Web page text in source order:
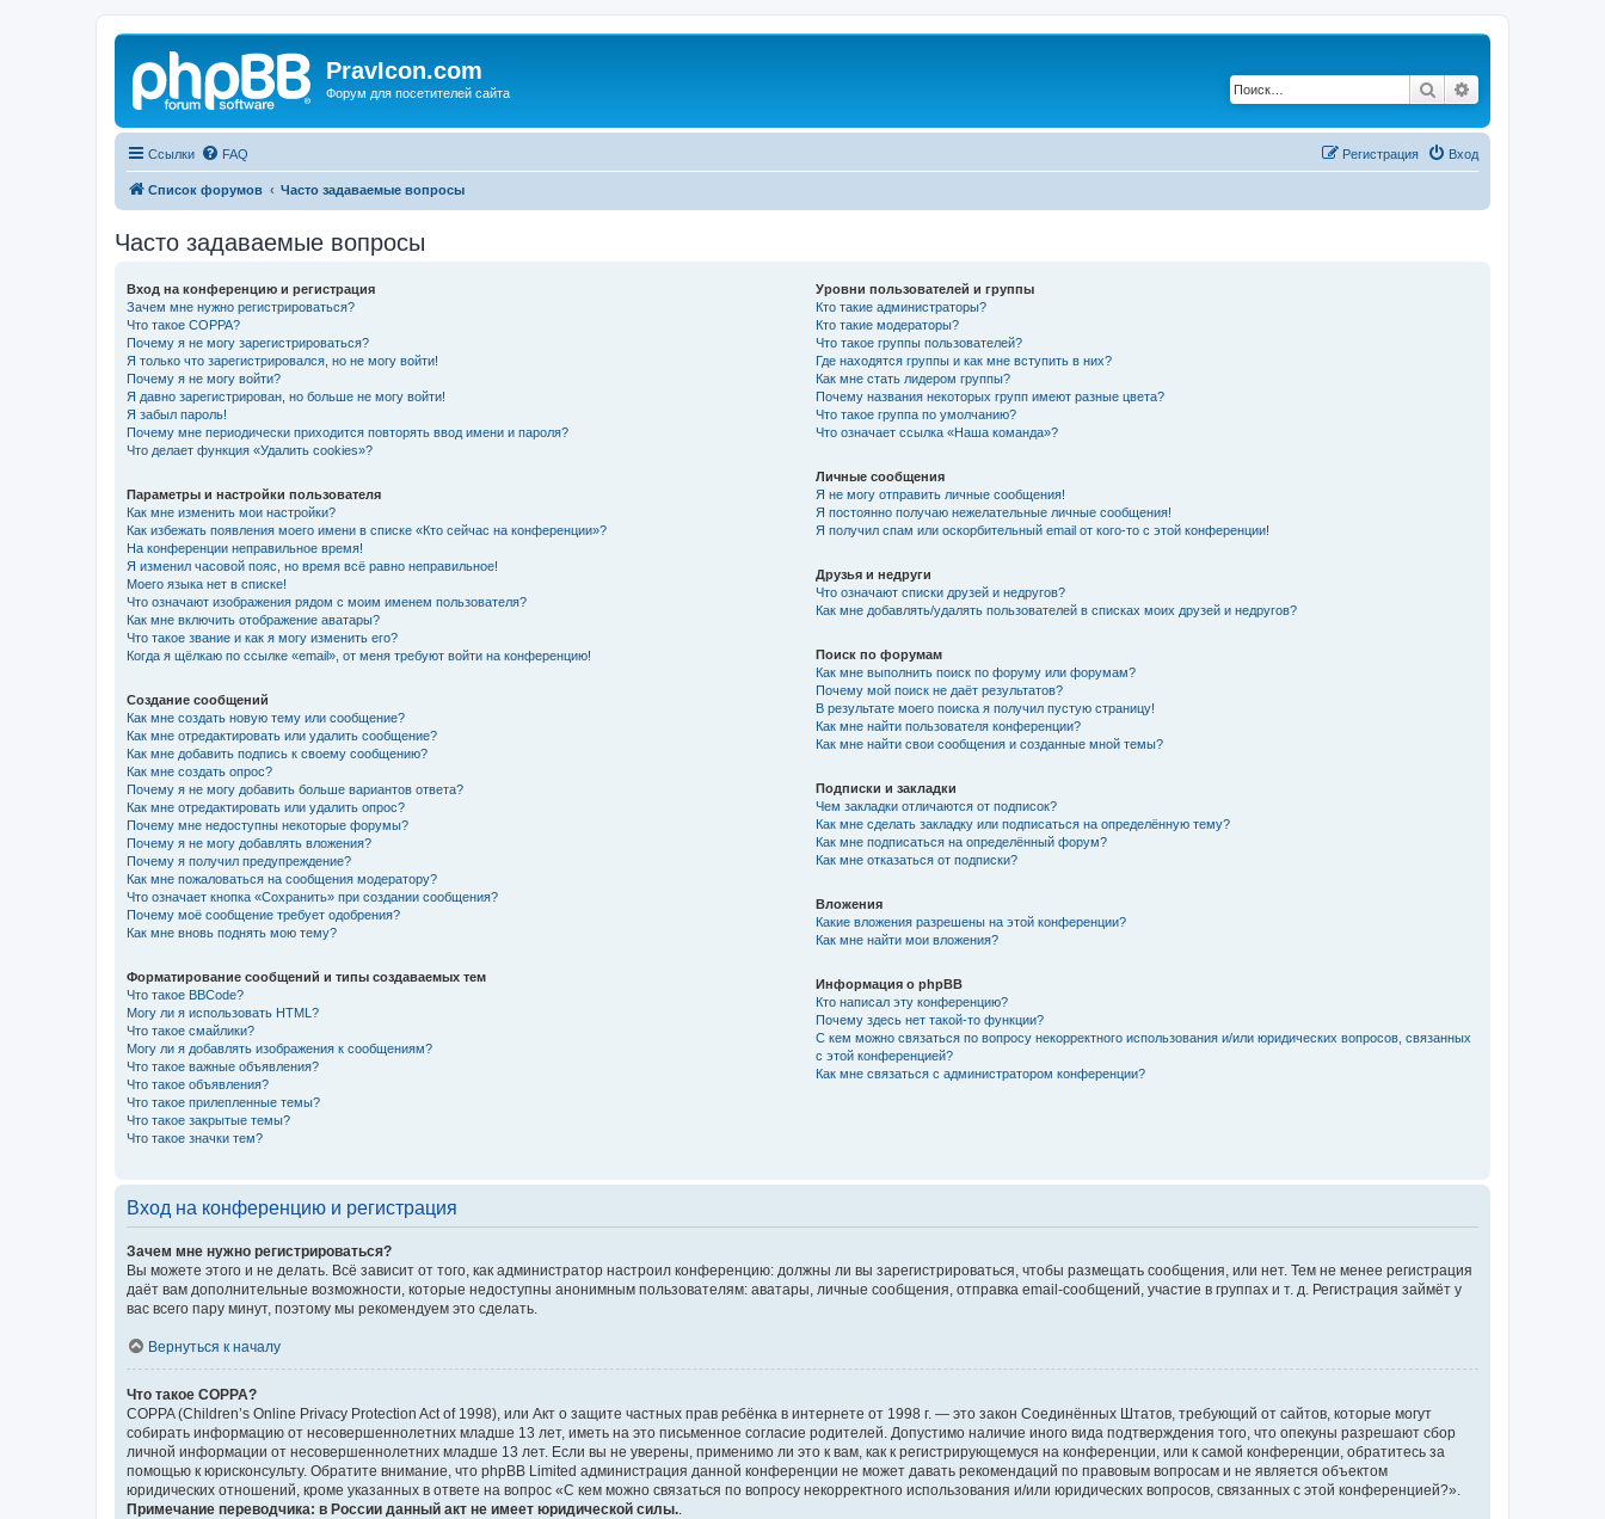
PravIcon.com
Форум для посетителей сайта Поиск
Ссылки FAQ Вход
Регистрация
Список форумов Часто задаваемые вопросы
Часто задаваемые вопросы
Вход на конференцию и регистрация
Зачем мне нужно регистрироваться?
Что такое COPPA?
Почему я не могу зарегистрироваться?
Я только что зарегистрировался, но не могу войти!
Почему я не могу войти?
Я давно зарегистрирован, но больше не могу войти!
Я забыл пароль!
Почему мне периодически приходится повторять ввод имени и пароля?
Что делает функция «Удалить cookies»?
Параметры и настройки пользователя
Как мне изменить мои настройки?
Как избежать появления моего имени в списке «Кто сейчас на конференции»?
На конференции неправильное время!
Я изменил часовой пояс, но время всё равно неправильное!
Моего языка нет в списке!
Что означают изображения рядом с моим именем пользователя?
Как мне включить отображение аватары?
Что такое звание и как я могу изменить его?
Когда я щёлкаю по ссылке «email», от меня требуют войти на конференцию!
Создание сообщений
Как мне создать новую тему или сообщение?
Как мне отредактировать или удалить сообщение?
Как мне добавить подпись к своему сообщению?
Как мне создать опрос?
Почему я не могу добавить больше вариантов ответа?
Как мне отредактировать или удалить опрос?
Почему мне недоступны некоторые форумы?
Почему я не могу добавлять вложения?
Почему я получил предупреждение?
Как мне пожаловаться на сообщения модератору?
Что означает кнопка «Сохранить» при создании сообщения?
Почему моё сообщение требует одобрения?
Как мне вновь поднять мою тему?
Форматирование сообщений и типы создаваемых тем
Что такое BBCode?
Могу ли я использовать HTML?
Что такое смайлики?
Могу ли я добавлять изображения к сообщениям?
Что такое важные объявления?
Что такое объявления?
Что такое прилепленные темы?
Что такое закрытые темы?
Что такое значки тем?
Уровни пользователей и группы
Кто такие администраторы?
Кто такие модераторы?
Что такое группы пользователей?
Где находятся группы и как мне вступить в них?
Как мне стать лидером группы?
Почему названия некоторых групп имеют разные цвета?
Что такое группа по умолчанию?
Что означает ссылка «Наша команда»?
Личные сообщения
Я не могу отправить личные сообщения!
Я постоянно получаю нежелательные личные сообщения!
Я получил спам или оскорбительный email от кого-то с этой конференции!
Друзья и недруги
Что означают списки друзей и недругов?
Как мне добавлять/удалять пользователей в списках моих друзей и недругов?
Поиск по форумам
Как мне выполнить поиск по форуму или форумам?
Почему мой поиск не даёт результатов?
В результате моего поиска я получил пустую страницу!
Как мне найти пользователя конференции?
Как мне найти свои сообщения и созданные мной темы?
Подписки и закладки
Чем закладки отличаются от подписок?
Как мне сделать закладку или подписаться на определённую тему?
Как мне подписаться на определённый форум?
Как мне отказаться от подписки?
Вложения
Какие вложения разрешены на этой конференции?
Как мне найти мои вложения?
Информация о phpBB
Кто написал эту конференцию?
Почему здесь нет такой-то функции?
С кем можно связаться по вопросу некорректного использования и/или юридических вопросов, связанных
с этой конференцией?
Как мне связаться с администратором конференции?
Вход на конференцию и регистрация
Зачем мне нужно регистрироваться?
Вы можете этого и не делать. Всё зависит от того, как администратор настроил конференцию: должны ли вы зарегистрироваться, чтобы размещать сообщения, или нет. Тем не менее регистрация
даёт вам дополнительные возможности, которые недоступны анонимным пользователям: аватары, личные сообщения, отправка email-сообщений, участие в группах и т. д. Регистрация займёт у
вас всего пару минут, поэтому мы рекомендуем это сделать.
Вернуться к началу
Что такое COPPA?
COPPA (Children’s Online Privacy Protection Act of 1998), или Акт о защите частных прав ребёнка в интернете от 1998 г. — это закон Соединённых Штатов, требующий от сайтов, которые могут
собирать информацию от несовершеннолетних младше 13 лет, иметь на это письменное согласие родителей. Допустимо наличие иного вида подтверждения того, что опекуны разрешают сбор
личной информации от несовершеннолетних младше 13 лет. Если вы не уверены, применимо ли это к вам, как к регистрирующемуся на конференции, или к самой конференции, обратитесь за
помощью к юрисконсульту. Обратите внимание, что phpBB Limited администрация данной конференции не может давать рекомендаций по правовым вопросам и не является объектом
юридических отношений, кроме указанных в ответе на вопрос «С кем можно связаться по вопросу некорректного использования и/или юридических вопросов, связанных с этой конференцией?».
Примечание переводчика: в России данный акт не имеет юридической силы.